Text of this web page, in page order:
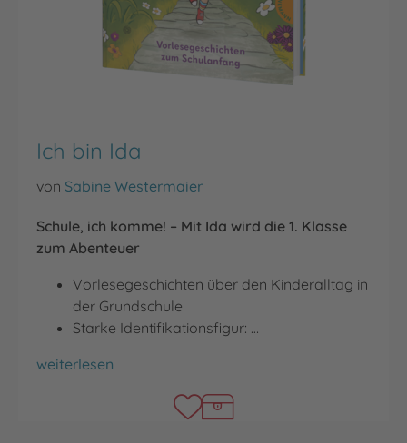
Ich bin Ida
von Sabine Westermaier
Schule, ich komme! – Mit Ida wird die 1. Klasse
zum Abenteuer
Vorlesegeschichten über den Kinderalltag in
der Grundschule
Starke Identifikationsfigur: …
Ich bin Ida
weiterlesen